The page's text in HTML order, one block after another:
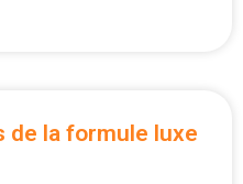
de la formule luxe